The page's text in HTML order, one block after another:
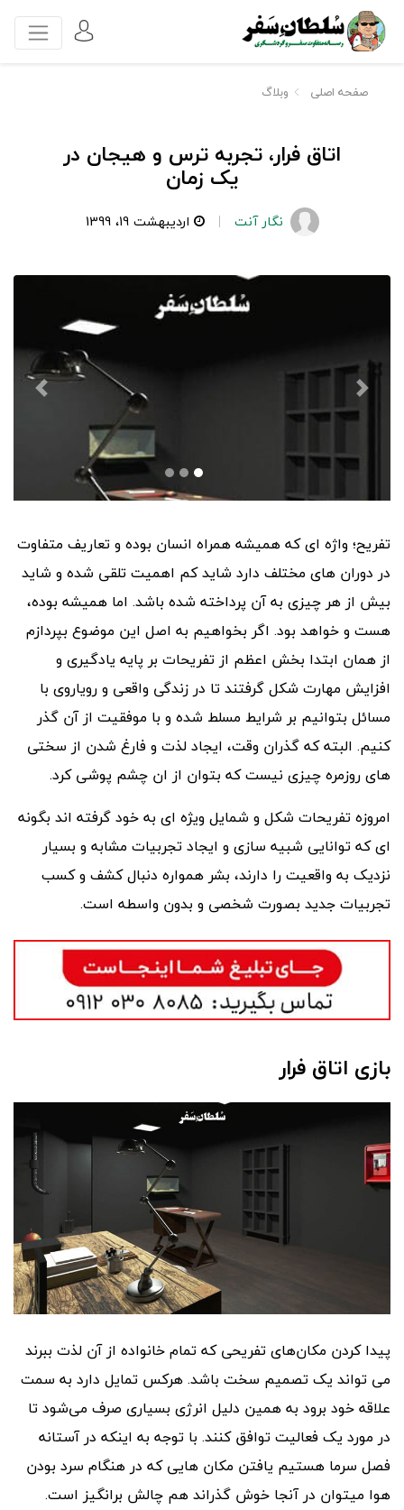
صفحه اصلی وبلاگ
اتاق فرار، تجربه ترس و هیجان در
یک زمان
نگار آنت اردیبهشت 19، 1399
تفریح؛ واژه ای که همیشه همراه انسان بوده و تعاریف متفاوت
در دوران های مختلف دارد شاید کم اهمیت تلقی شده و شاید
بیش از هر چیزی به آن پرداخته شده باشد. اما همیشه بوده،
هست و خواهد بود. اگر بخواهیم به اصل این موضوع بپردازم
از همان ابتدا بخش اعظم از تفریحات بر پایه یادگیری و
افزایش مهارت شکل گرفتند تا در زندگی واقعی و رویاروی با
مسائل بتوانیم بر شرایط مسلط شده و با موفقیت از آن گذر
کنیم. البته که گذران وقت، ایجاد لذت و فارغ شدن از سختی
های روزمره چیزی نیست که بتوان از ان چشم پوشی کرد.
امروزه تفریحات شکل و شمایل ویژه ای به خود گرفته اند بگونه
ای که توانایی شبیه سازی و ایجاد تجربیات مشابه و بسیار
نزدیک به واقعیت را دارند، بشر همواره دنبال کشف و کسب
تجربیات جدید بصورت شخصی و بدون واسطه است.
بازی اتاق فرار
پیدا کردن مکان‌های تفریحی که تمام خانواده از آن لذت ببرند
می تواند یک تصمیم سخت باشد. هرکس تمایل دارد به سمت
علاقه خود برود به همین دلیل انرژى بسیاری صرف می‌شود تا
در مورد یک فعالیت توافق کنند. با توجه به اینکه در آستانه
فصل سرما هستیم یافتن مکان هایى که در هنگام سرد بودن
هوا میتوان در آنجا خوش گذراند هم چالش برانگیز است.